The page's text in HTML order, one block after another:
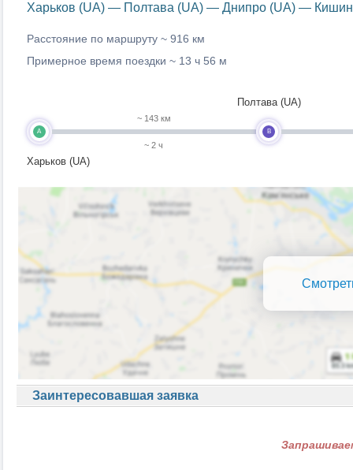
Харьков (UA) — Полтава (UA) — Днипро (UA) —
Расстояние по маршруту ~ 916 км
Примерное время поездки ~ 13 ч 56 м
A
Харьков (UA)
~ 143 км
~ 2 ч
B
Полтава (UA)
Заинтересовавшая заявка